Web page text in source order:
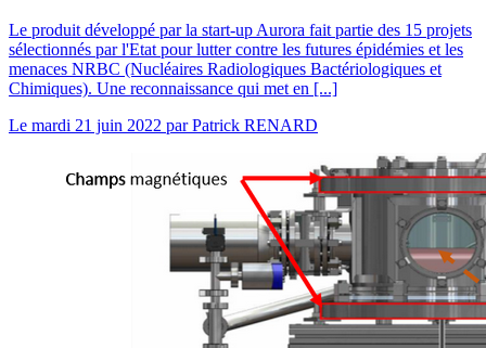
Le produit développé par la start-up Aurora fait partie des 15 projets
sélectionnés par l'Etat pour lutter contre les futures épidémies et les
menaces NRBC (Nucléaires Radiologiques Bactériologiques et
Chimiques). Une reconnaissance qui met en [...]
Le mardi 21 juin 2022 parPatrick RENARD